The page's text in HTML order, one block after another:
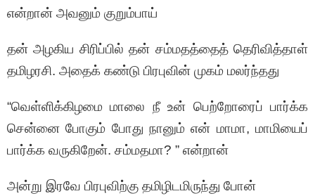
என்றான் அவனும் குறும்பாய்
தன் அழகிய சிரிப்பில் தன் சம்மதத்தைத் தெரிவித்தாள்
தமிழரசி. அதைக் கண்டு பிரபுவின் முகம் மலர்ந்தது
“வெள்ளிக்கிழமை மாலை நீ உன் பெற்றோரைப் பார்க்க
சென்னை போகும் போது நானும் என் மாமா, மாமியைப்
பார்க்க வருகிறேன். சம்மதமா? ” என்றான்
அன்று இரவே பிரபுவிற்கு தமிழிடமிருந்து போன்